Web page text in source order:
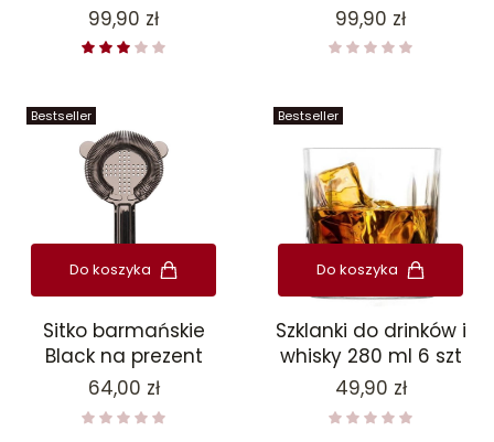
Cena
99,90 zł
Cena
99,90 zł
Bestseller
Do koszyka
Sitko barmańskie
Black na prezent
Cena
64,00 zł
Bestseller
Do koszyka
Szklanki do drinków i
whisky 280 ml 6 szt
Cena
49,90 zł